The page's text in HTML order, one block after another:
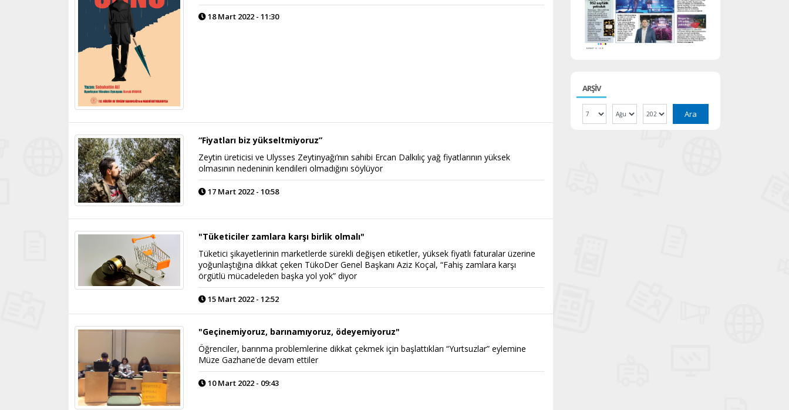
18 Mart 2022 - 11:30
“Fiyatları biz yükseltmiyoruz”
Zeytin üreticisi ve Ulysses Zeytinyağı’nın sahibi Ercan Dalkılıç yağ fiyatlarının yüksek
olmasının nedeninin kendileri olmadığını söylüyor
17 Mart 2022 - 10:58
"Tüketiciler zamlara karşı birlik olmalı"
Tüketici şikayetlerinin marketlerde sürekli değişen etiketler, yüksek fiyatlı faturalar üzerine
yoğunlaştığına dikkat çeken TükoDer Genel Başkanı Aziz Koçal, “Fahiş zamlara karşı
örgütlü mücadeleden başka yol yok” diyor
15 Mart 2022 - 12:52
"Geçinemiyoruz, barınamıyoruz, ödeyemiyoruz"
Öğrenciler, barınma problemlerine dikkat çekmek için başlattıkları “Yurtsuzlar” eylemine
Müze Gazhane’de devam ettiler
10 Mart 2022 - 09:43
ARŞİV
Ara